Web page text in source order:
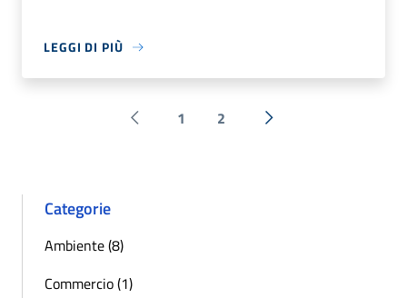
LEGGI DI PIÙ
Pagina precedente
1 2 Successiva »
Categorie
Ambiente (8)
Commercio (1)